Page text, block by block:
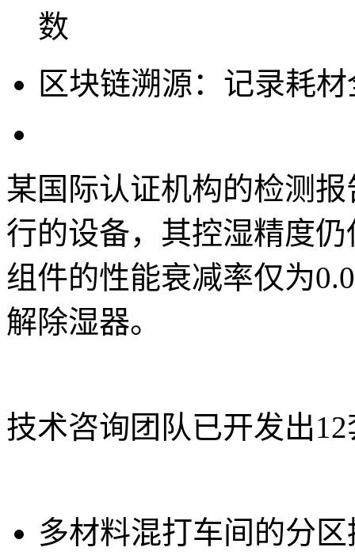
数
区块链溯源：记录耗
某国际认证机构的检测
行的设备，其控湿精度
组件的性能衰减率仅为
解除湿器。
技术咨询团队已开发出
多材料混打车间的分